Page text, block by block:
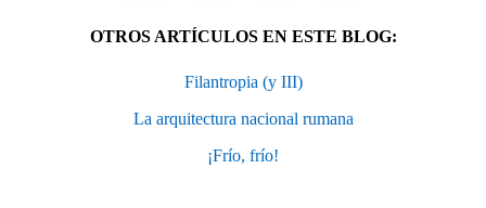
OTROS ARTÍCULOS EN ESTE BLOG:
Filantropia (y III)
La arquitectura nacional rumana
¡Frío, frío!